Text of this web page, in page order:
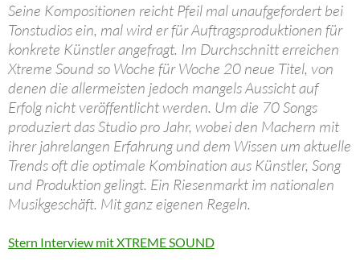
Seine Kompositionen reicht Pfeil mal unaufgefordert bei
Tonstudios ein, mal wird er für Auftragsproduktionen für
konkrete Künstler angefragt. Im Durchschnitt erreichen
Xtreme Sound so Woche für Woche 20 neue Titel, von
denen die allermeisten jedoch mangels Aussicht auf
Erfolg nicht veröffentlicht werden. Um die 70 Songs
produziert das Studio pro Jahr, wobei den Machern mit
ihrer jahrelangen Erfahrung und dem Wissen um aktuelle
Trends oft die optimale Kombination aus Künstler, Song
und Produktion gelingt. Ein Riesenmarkt im nationalen
Musikgeschäft. Mit ganz eigenen Regeln.
Stern Interview mit XTREME SOUND